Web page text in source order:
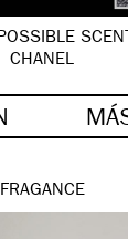
CHANEL
FRAGANCE